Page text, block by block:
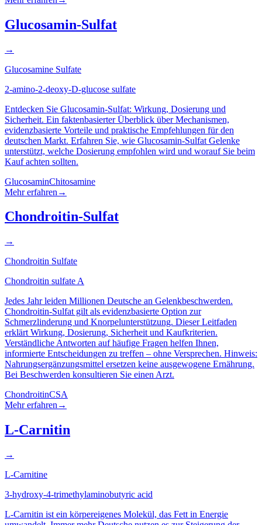
Glucosamin-Sulfat
→
Glucosamine Sulfate
2-amino-2-deoxy-D-glucose sulfate
Entdecken Sie Glucosamin-Sulfat: Wirkung, Dosierung und
Sicherheit. Ein faktenbasierter Überblick über Mechanismen,
evidenzbasierte Vorteile und praktische Empfehlungen für den
deutschen Markt. Erfahren Sie, wie Glucosamin-Sulfat Gelenke
unterstützt, welche Dosierung empfohlen wird und worauf Sie beim
Kauf achten sollten.
GlucosaminChitosamine
Mehr erfahren →
Chondroitin-Sulfat
→
Chondroitin Sulfate
Chondroitin sulfate A
Jedes Jahr leiden Millionen Deutsche an Gelenkbeschwerden.
Chondroitin-Sulfat gilt als evidenzbasierte Option zur
Schmerzlinderung und Knorpelunterstützung. Dieser Leitfaden
erklärt Wirkung, Dosierung, Sicherheit und Kaufkriterien.
Verständliche Antworten auf häufige Fragen helfen Ihnen,
informierte Entscheidungen zu treffen – ohne Versprechen. Hinweis:
Nahrungsergänzungsmittel ersetzen keine ausgewogene Ernährung.
Bei Beschwerden konsultieren Sie einen Arzt.
ChondroitinCSA
Mehr erfahren →
L-Carnitin
→
L-Carnitine
3-hydroxy-4-trimethylaminobutyric acid
L-Carnitin ist ein körpereigenes Molekül, das Fett in Energie